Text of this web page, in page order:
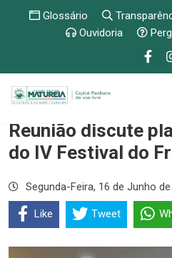
Glossário
Ouvidoria
Reunião discute
do IV Festival do
Segunda-Feira, 16 de Junho
Like Tweet